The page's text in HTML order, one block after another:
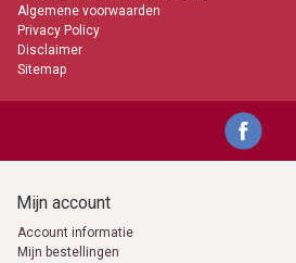
Algemene voorwaarden
Privacy Policy
Disclaimer
Sitemap
Mijn account
Account informatie
Mijn bestellingen